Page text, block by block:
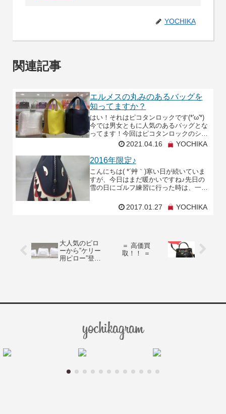
YOCHIKA
関連記事
エルメスの丸みのあるバッグを
知ってますか？
はい！それはピコタンロックです(*'ω'*)
今では男女ともに人気のあるバッグとな
ってます！今回はピコタンロックのシリ
ーズについてです！2021年4月の段階で
このぐらい確認しております(*^▽^*)■単
2021.04.16 YOCHIKA
2016年限定♪
こんにちは( *´艸｀)寒い日が続いていま
すが、今日はまだ暖かいですね♪先日の
雪の日にゴルフ練習に行った時は、一面
がらなっかたです(笑)さて、2016年限定
2017.01.27 YOCHIKA
大人気のピロ
ーから”ケリー
用ピロー”登場
＝ 高価買
取！！ ＝